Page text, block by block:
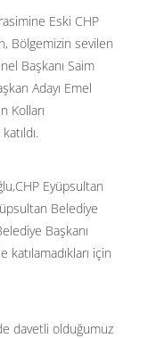
Eski CHP
Bölgemizin sevilen
Başkanı Saim
Adayı Emel
Kolları
Eyüpsultan
Belediye
Başkanı
için
davetli olduğumuz